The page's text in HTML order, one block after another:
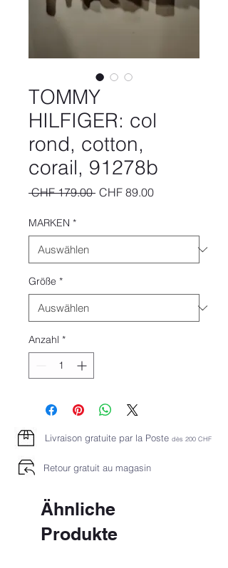
TOMMY
HILFIGER: col
rond, cotton,
corail, 91278b
CHF 179.00 Standardpreis
CHF 89.00Sale-
MARKEN *
Größe *
Anzahl *
Livraison gratuite par la Poste dès 200 CHF
Retour gratuit au magasin
Ähnliche
Produkte